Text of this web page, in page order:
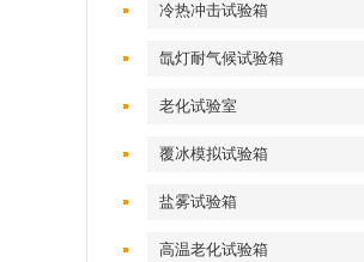
冷热冲击试验箱
氙灯耐气候试验箱
老化试验室
覆冰模拟试验箱
盐雾试验箱
高温老化试验箱